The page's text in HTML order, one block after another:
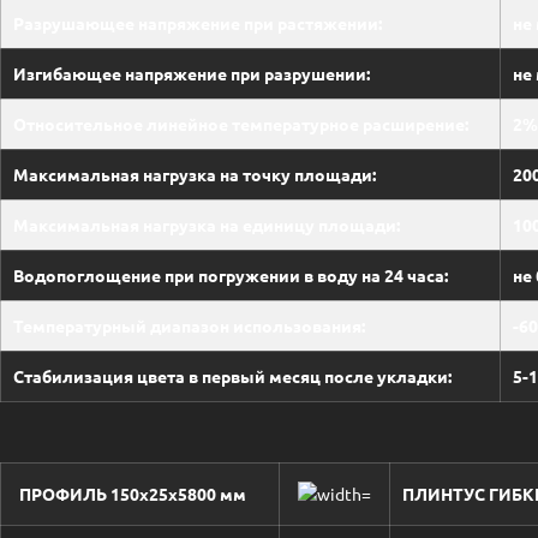
Изгибающее напряжение при разрушении: не
Максимальная нагрузка на точку площади:
Водопоглощение при погружении в воду на 24 часа: не
Стабилизация цвета в первый месяц после укладки: 5-
ПРОФИЛЬ 150х25х5800 мм ПЛИНТУС